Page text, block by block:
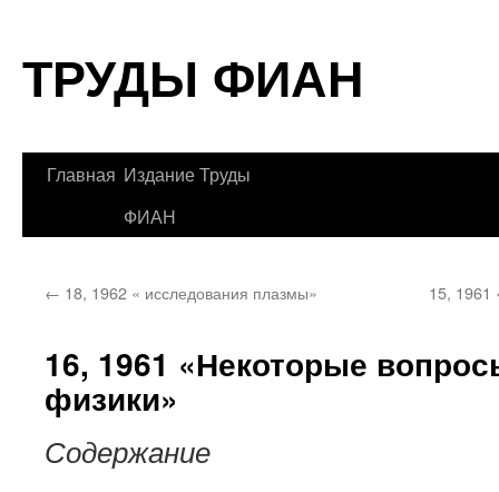
содержимому
ТРУДЫ ФИАН
Главная Издание Труды
ФИАН
← 18, 1962 « исследования плазмы» 15, 1961
16, 1961 «Некоторые
физики»
Содержание